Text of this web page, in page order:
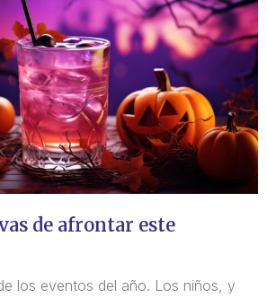
de afrontar este
los eventos del año. Los niños, y